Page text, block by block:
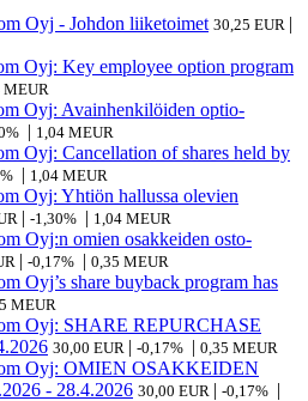
Oyj - Johdon liiketoimet 30,25 EUR |
Oyj: Key employee option program
MEUR
Oyj: Avainhenkilöiden optio-
| 1,04 MEUR
Oyj: Cancellation of shares held by
| 1,04 MEUR
Oyj: Yhtiön hallussa olevien
| -1,30% | 1,04 MEUR
Oyj:n omien osakkeiden osto-
| -0,17% | 0,35 MEUR
Oyj’s share buyback program has
MEUR
Oyj: SHARE REPURCHASE
30,00 EUR | -0,17% | 0,35 MEUR
Oyj: OMIEN OSAKKEIDEN
- 28.4.2026 30,00 EUR | -0,17% |